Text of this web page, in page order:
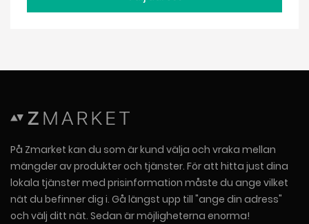
På Zmarket kan du som är kund välja och vraka mellan
mängder av produkter och tjänster. För att hitta just dina
lokala tjänster med prisinformation måste du ange vilket
nät du befinner dig i. Gå längst upp till "ange din adress"
och välj ditt nät. Sedan är möjligheterna enorma!